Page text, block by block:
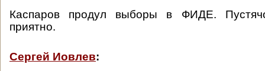
Каспаров продул выборы в ФИДЕ.
приятно.
Сергей Иовлев: